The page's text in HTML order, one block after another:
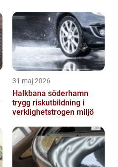
bilar erbjuder
31 maj 2026
Halkbana söderhamn
trygg riskutbildning i
verklighetstrogen miljö